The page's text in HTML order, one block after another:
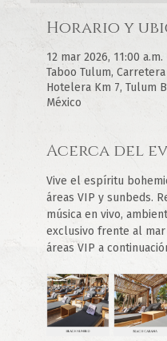
Horario y
12 mar 2026, 11:00
Taboo Tulum,
Hotelera Km 7, Tulum
México
Acerca del
Vive el espíritu
áreas VIP y sunbeds.
música en vivo,
exclusivo frente al
áreas VIP a